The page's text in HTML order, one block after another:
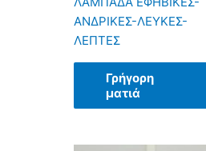
ΑΝΔΡΙΚΕΣ-ΛΕΥΚΕΣ-
ΛΕΠΤΕΣ
Γρήγορη
ματιά